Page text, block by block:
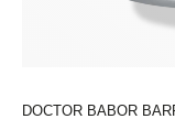
DOCTOR BABOR